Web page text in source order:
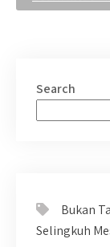
Search
Bukan
Selingkuh